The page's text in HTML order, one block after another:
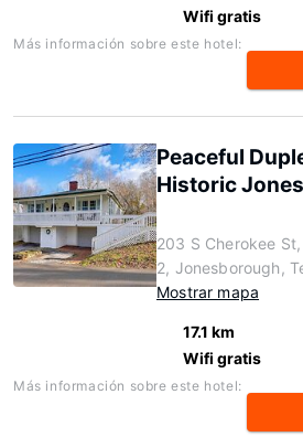
Wifi gratis
Más información sobre este hotel:
Peaceful
Historic
203 S Cherokee
2, Jonesborough,
Mostrar mapa
17.1 km
Wifi gratis
Más información sobre este hotel: